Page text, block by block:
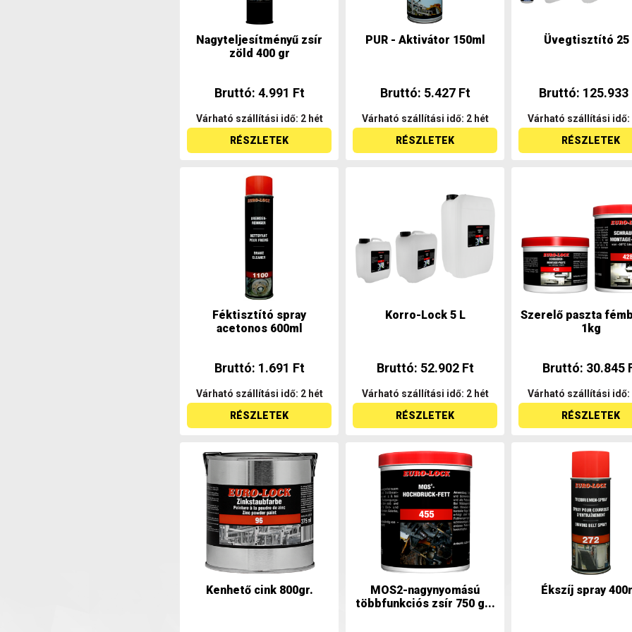
Nagyteljesítményű zsír
zöld 400 gr
Bruttó: 4.991 Ft
Várható szállítási idő: 2 hét
RÉSZLETEK
PUR - Aktivátor 150ml
Bruttó: 5.427 Ft
Várható szállítási idő: 2 hét
RÉSZLETEK
Üvegtisztító 25
Bruttó: 125.933
Várható szállítási idő:
RÉSZLETEK
Féktisztító spray
acetonos 600ml
Bruttó: 1.691 Ft
Várható szállítási idő: 2 hét
RÉSZLETEK
Korro-Lock 5 L
Bruttó: 52.902 Ft
Várható szállítási idő: 2 hét
RÉSZLETEK
Szerelő paszta
1kg
Bruttó: 30.845
Várható szállítási idő:
RÉSZLETEK
Kenhető cink 800gr.
MOS2-nagynyomású
többfunkciós zsír 750 g...
Ékszíj spray